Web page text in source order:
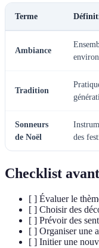
Terme
Ambiance
Tradition
Sonneurs
de Noël
des
Checklist
[ ] Évaluer le
[ ] Choisir des
[ ] Prévoir des
[ ] Organiser une
[ ] Initier une